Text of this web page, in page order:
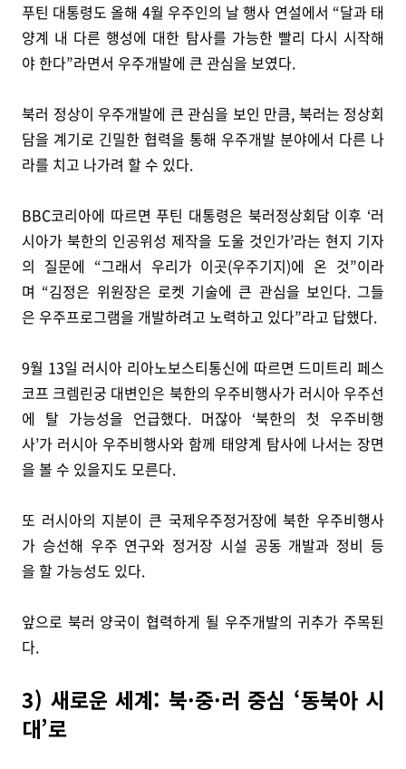
푸틴 대통령도 올해 4월 우주인의 날 행사 연설에서 “달과 태
양계 내 다른 행성에 대한 탐사를 가능한 빨리 다시 시작해
야 한다”라면서 우주개발에 큰 관심을 보였다.
북러 정상이 우주개발에 큰 관심을 보인 만큼, 북러는 정상회
담을 계기로 긴밀한 협력을 통해 우주개발 분야에서 다른 나
라를 치고 나가려 할 수 있다.
BBC코리아에 따르면 푸틴 대통령은 북러정상회담 이후 ‘러
시아가 북한의 인공위성 제작을 도울 것인가’라는 현지 기자
의 질문에 “그래서 우리가 이곳(우주기지)에 온 것”이라
며 “김정은 위원장은 로켓 기술에 큰 관심을 보인다. 그들
은 우주프로그램을 개발하려고 노력하고 있다”라고 답했다.
9월 13일 러시아 리아노보스티통신에 따르면 드미트리 페스
코프 크렘린궁 대변인은 북한의 우주비행사가 러시아 우주선
에 탈 가능성을 언급했다. 머잖아 ‘북한의 첫 우주비행
사’가 러시아 우주비행사와 함께 태양계 탐사에 나서는 장면
을 볼 수 있을지도 모른다.
또 러시아의 지분이 큰 국제우주정거장에 북한 우주비행사
가 승선해 우주 연구와 정거장 시설 공동 개발과 정비 등
을 할 가능성도 있다.
앞으로 북러 양국이 협력하게 될 우주개발의 귀추가 주목된
다.
3) 새로운 세계: 북·중·러 중심 ‘동북아 시
대’로